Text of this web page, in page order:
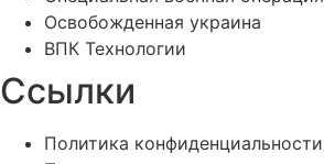
Освобожденная украина
ВПК Технологии
Ссылки
Политика конфиденциальности